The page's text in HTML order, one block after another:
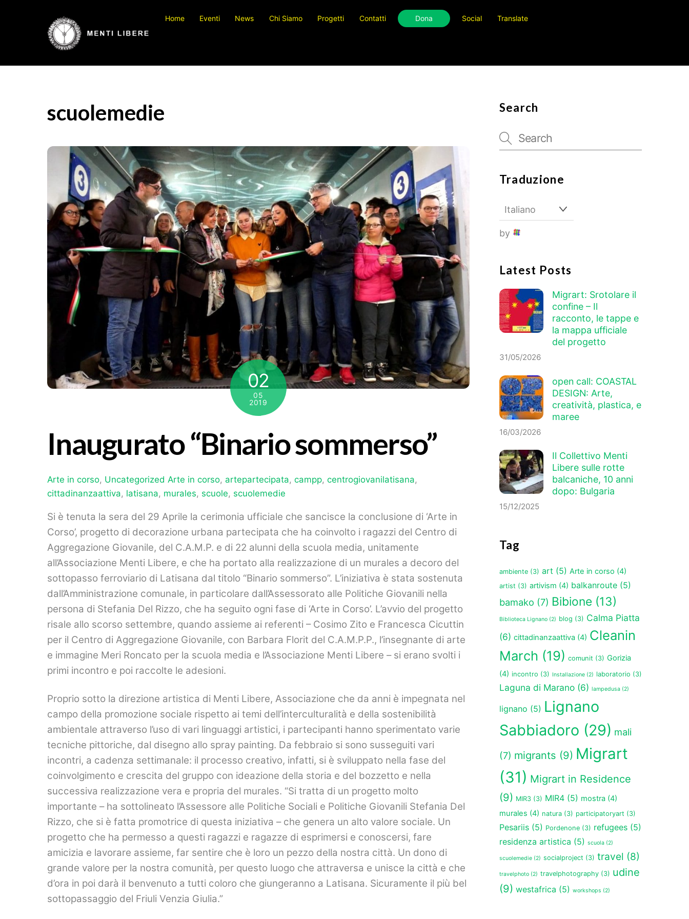
Home Eventi News Chi Siamo Progetti Contatti Dona Social Translate
scuolemedie
02
05
2019
Inaugurato “Binario sommerso”
Arte in corso, Uncategorized Arte in corso, artepartecipata, campp, centrogiovanilatisana,
cittadinanzaattiva, latisana, murales, scuole, scuolemedie
Si è tenuta la sera del 29 Aprile la cerimonia ufficiale che sancisce la conclusione di ‘Arte in
Corso’, progetto di decorazione urbana partecipata che ha coinvolto i ragazzi del Centro di
Aggregazione Giovanile, del C.A.M.P. e di 22 alunni della scuola media, unitamente
all’Associazione Menti Libere, e che ha portato alla realizzazione di un murales a decoro del
sottopasso ferroviario di Latisana dal titolo “Binario sommerso”. L’iniziativa è stata sostenuta
dall’Amministrazione comunale, in particolare dall’Assessorato alle Politiche Giovanili nella
persona di Stefania Del Rizzo, che ha seguito ogni fase di ‘Arte in Corso’. L’avvio del progetto
risale allo scorso settembre, quando assieme ai referenti – Cosimo Zito e Francesca Cicuttin
per il Centro di Aggregazione Giovanile, con Barbara Florit del C.A.M.P.P., l’insegnante di arte
e immagine Meri Roncato per la scuola media e l’Associazione Menti Libere – si erano svolti i
primi incontro e poi raccolte le adesioni.
Proprio sotto la direzione artistica di Menti Libere, Associazione che da anni è impegnata nel
campo della promozione sociale rispetto ai temi dell’interculturalità e della sostenibilità
ambientale attraverso l’uso di vari linguaggi artistici, i partecipanti hanno sperimentato varie
tecniche pittoriche, dal disegno allo spray painting. Da febbraio si sono susseguiti vari
incontri, a cadenza settimanale: il processo creativo, infatti, si è sviluppato nella fase del
coinvolgimento e crescita del gruppo con ideazione della storia e del bozzetto e nella
successiva realizzazione vera e propria del murales. “Si tratta di un progetto molto
importante – ha sottolineato l’Assessore alle Politiche Sociali e Politiche Giovanili Stefania Del
Rizzo, che si è fatta promotrice di questa iniziativa – che genera un alto valore sociale. Un
progetto che ha permesso a questi ragazzi e ragazze di esprimersi e conoscersi, fare
amicizia e lavorare assieme, far sentire che è loro un pezzo della nostra città. Un dono di
grande valore per la nostra comunità, per questo luogo che attraversa e unisce la città e che
d’ora in poi darà il benvenuto a tutti coloro che giungeranno a Latisana. Sicuramente il più bel
sottopassaggio del Friuli Venzia Giulia.”
Search
Traduzione
by
Latest Posts
Migrart: Srotolare il
confine – Il
racconto, le tappe e
la mappa ufficiale
del progetto
31/05/2026
open call: COASTAL
DESIGN: Arte,
creatività, plastica, e
maree
16/03/2026
Il Collettivo Menti
Libere sulle rotte
balcaniche, 10 anni
dopo: Bulgaria
15/12/2025
Tag
ambiente(3) art(5) Arte in corso (4)
artist (3) artivism (4) balkanroute(5)
bamako (7) Bibione (13)
Biblioteca Lignano(2) blog (3) Calma Piatta
(6) cittadinanzaattiva(4) Cleanin
March (19) comunit (3) Gorizia
(4) incontro (3) Installazione(2) laboratorio (3)
Laguna di Marano(6) lampedusa(2)
lignano (5) Lignano
Sabbiadoro (29) mali
(7) migrants (9) Migrart
(31) Migrart in Residence
(9) MIR3(3) MIR4(5) mostra(4)
murales (4) natura(3) participatoryart (3)
Pesariis(5) Pordenone(3) refugees(5)
residenza artistica (5) scuola(2)
scuolemedie(2) socialproject (3) travel (8)
travelphoto(2) travelphotography(3) udine
(9) westafrica (5) workshops (2)